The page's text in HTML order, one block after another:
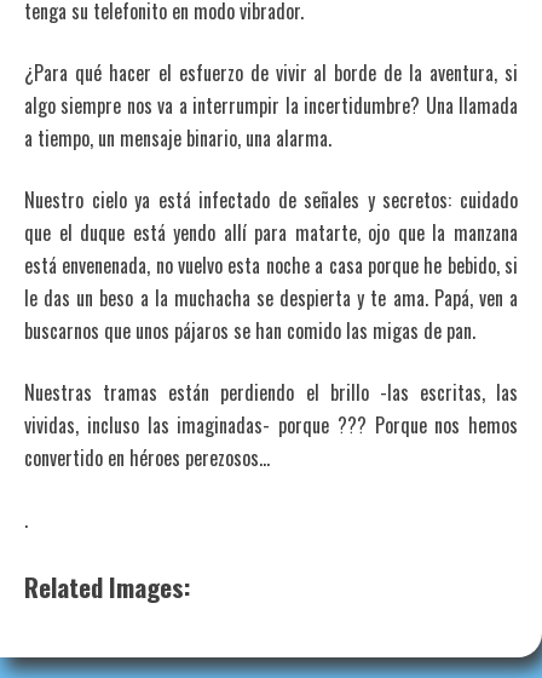
tenga su telefonito en modo vibrador.
¿Para qué hacer el esfuerzo de vivir al borde de la aventura, si
algo siempre nos va a interrumpir la incertidumbre? Una llamada
a tiempo, un mensaje binario, una alarma.
Nuestro cielo ya está infectado de señales y secretos: cuidado
que el duque está yendo allí para matarte, ojo que la manzana
está envenenada, no vuelvo esta noche a casa porque he bebido, si
le das un beso a la muchacha se despierta y te ama. Papá, ven a
buscarnos que unos pájaros se han comido las migas de pan.
Nuestras tramas están perdiendo el brillo -las escritas, las
vividas, incluso las imaginadas- porque ??? Porque nos hemos
convertido en héroes perezosos…
.
Related Images: